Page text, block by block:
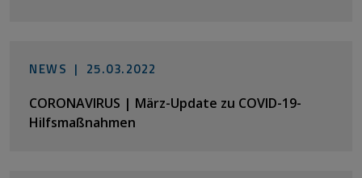
NEWS | 25.03.2022
CORONAVIRUS | März-Update zu COVID-19-
Hilfsmaßnahmen